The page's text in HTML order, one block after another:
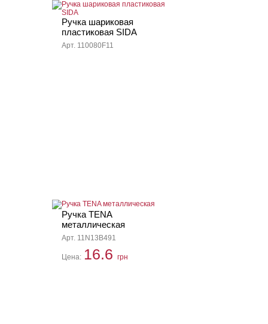
Ручка шариковая
пластиковая SIDA
Арт. 110080F11
Ручка TENA
металлическая
Арт. 11N13B491
Цена: 16.6 грн